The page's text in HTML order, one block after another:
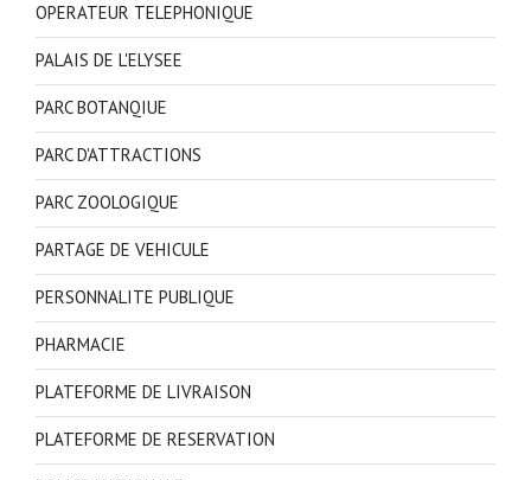
OPERATEUR TELEPHONIQUE
PALAIS DE L'ELYSEE
PARC BOTANQIUE
PARC D'ATTRACTIONS
PARC ZOOLOGIQUE
PARTAGE DE VEHICULE
PERSONNALITE PUBLIQUE
PHARMACIE
PLATEFORME DE LIVRAISON
PLATEFORME DE RESERVATION